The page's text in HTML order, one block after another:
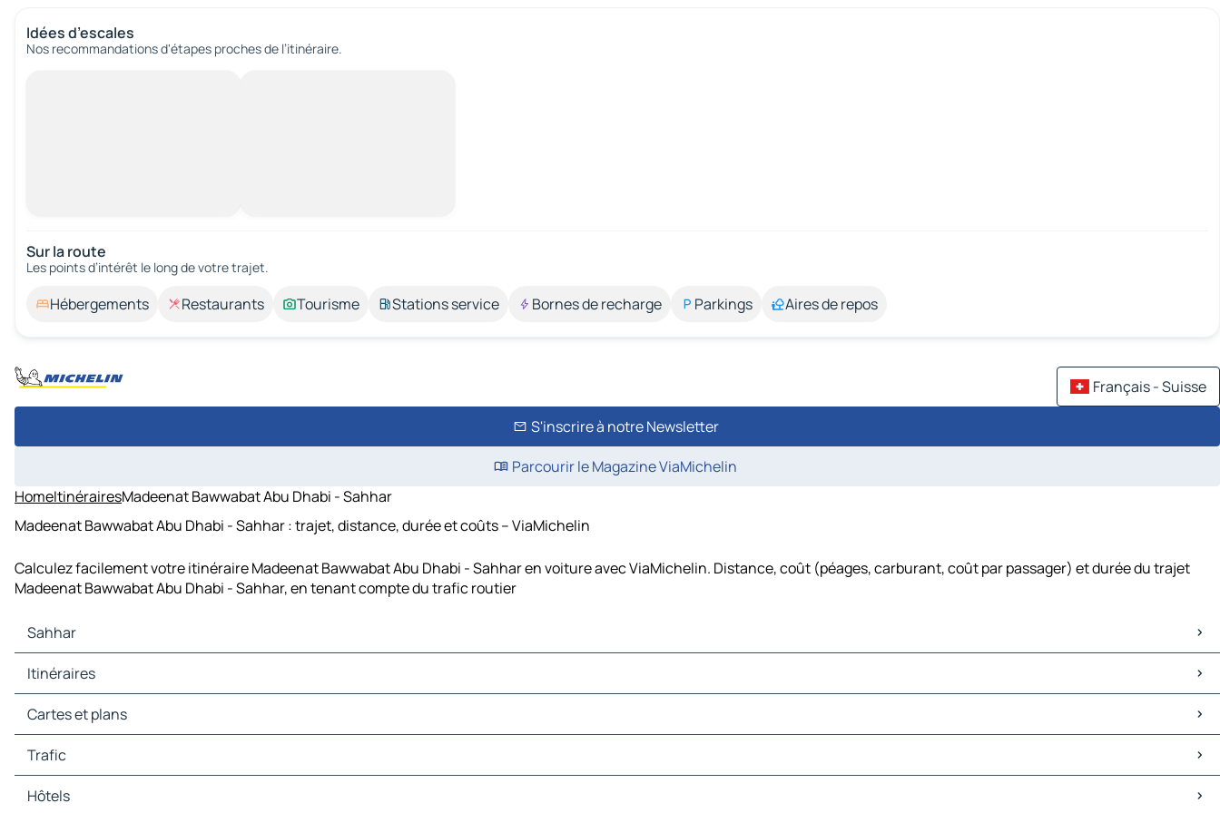
Idées d’escales
Nos recommandations d'étapes proches de l’itinéraire.
Sur la route
Les points d’intérêt le long de votre trajet.
Hébergements Restaurants Tourisme Stations service Bornes de recharge Parkings Aires de repos
Français - Suisse
S'inscrire à notre Newsletter
Parcourir le Magazine ViaMichelin
HomeItinérairesMadeenat Bawwabat Abu Dhabi - Sahhar
Madeenat Bawwabat Abu Dhabi - Sahhar : trajet, distance, durée et coûts – ViaMichelin
Calculez facilement votre itinéraire Madeenat Bawwabat Abu Dhabi - Sahhar en voiture avec ViaMichelin. Distance, coût (péages, carburant, coût par passager) et durée du trajet
Madeenat Bawwabat Abu Dhabi - Sahhar, en tenant compte du trafic routier
Sahhar
Sahhar Cartes et plans
Sahhar Trafic
Sahhar Hôtels
Sahhar Restaurants
Sahhar Stations-service
Itinéraires
Itinéraires Sahhar - Saham
Itinéraires Sahhar - Leewa
Itinéraires Sahhar - Diyal
Itinéraires Sahhar - al-Dawaneej
Cartes et plans
Cartes et plans Saham
Cartes et plans Leewa
Cartes et plans Diyal
Cartes et plans al-Dawaneej
Trafic
Trafic Saham
Trafic Leewa
Hôtels